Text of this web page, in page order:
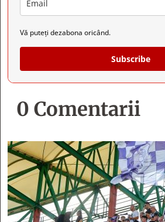
Vă puteți dezabona oricând.
Subscribe
0 Comentarii